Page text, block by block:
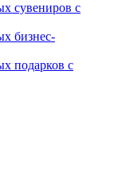
сувениров с
бизнес-
подарков с